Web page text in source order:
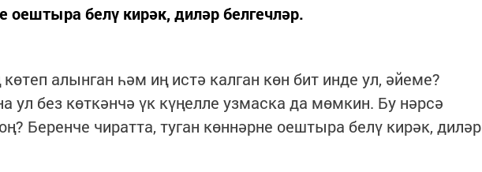
оештыра белү кирәк, диләр белгечләр.
көтеп алынган һәм иң истә калган көн бит инде ул, әйеме?
ул без көткәнчә үк күңелле узмаска да мөмкин. Бу нәрсә
Беренче чиратта, туган көннәрне оештыра белү кирәк, диләр